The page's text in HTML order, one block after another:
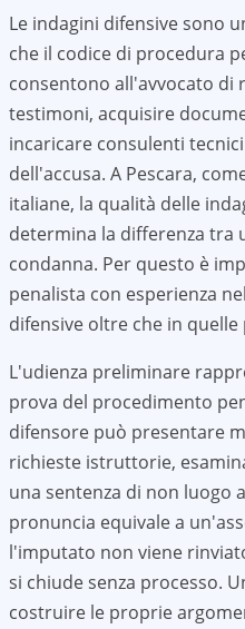
Le indagini difensive sono
che il codice di procedura
consentono all'avvocato di
testimoni, acquisire
incaricare consulenti
dell'accusa. A Pescara,
italiane, la qualità delle
determina la differenza tra
condanna. Per questo è
penalista con esperienza
difensive oltre che in quelle
L'udienza preliminare
prova del procedimento
difensore può presentare
richieste istruttorie,
una sentenza di non luogo
pronuncia equivale a
l'imputato non viene
si chiude senza processo.
costruire le proprie